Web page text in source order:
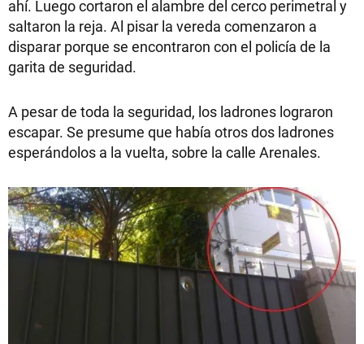
ahí. Luego cortaron el alambre del cerco perimetral y
saltaron la reja. Al pisar la vereda comenzaron a
disparar porque se encontraron con el policía de la
garita de seguridad.
A pesar de toda la seguridad, los ladrones lograron
escapar. Se presume que había otros dos ladrones
esperándolos a la vuelta, sobre la calle Arenales.